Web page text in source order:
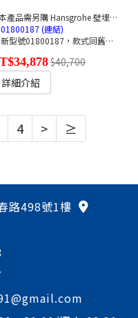
品需另購 Hansgrohe 壁埋軸心管線盒ibox🔗
(連結)
號01800187，款式同舊型號01800180
$40,700
詳細介紹
4 > ≥
路498號1樓